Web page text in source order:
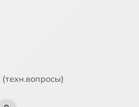
(техн.вопросы)